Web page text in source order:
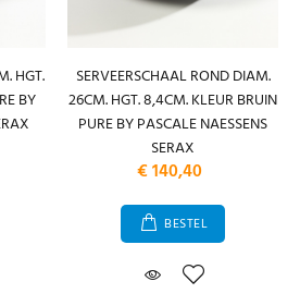
HGT.
BY
SERVEERSCHAAL ROND DIAM.
26CM. HGT. 8,4CM. KLEUR BRUIN
PURE BY PASCALE NAESSENS
SERAX
€ 140,40
BESTEL